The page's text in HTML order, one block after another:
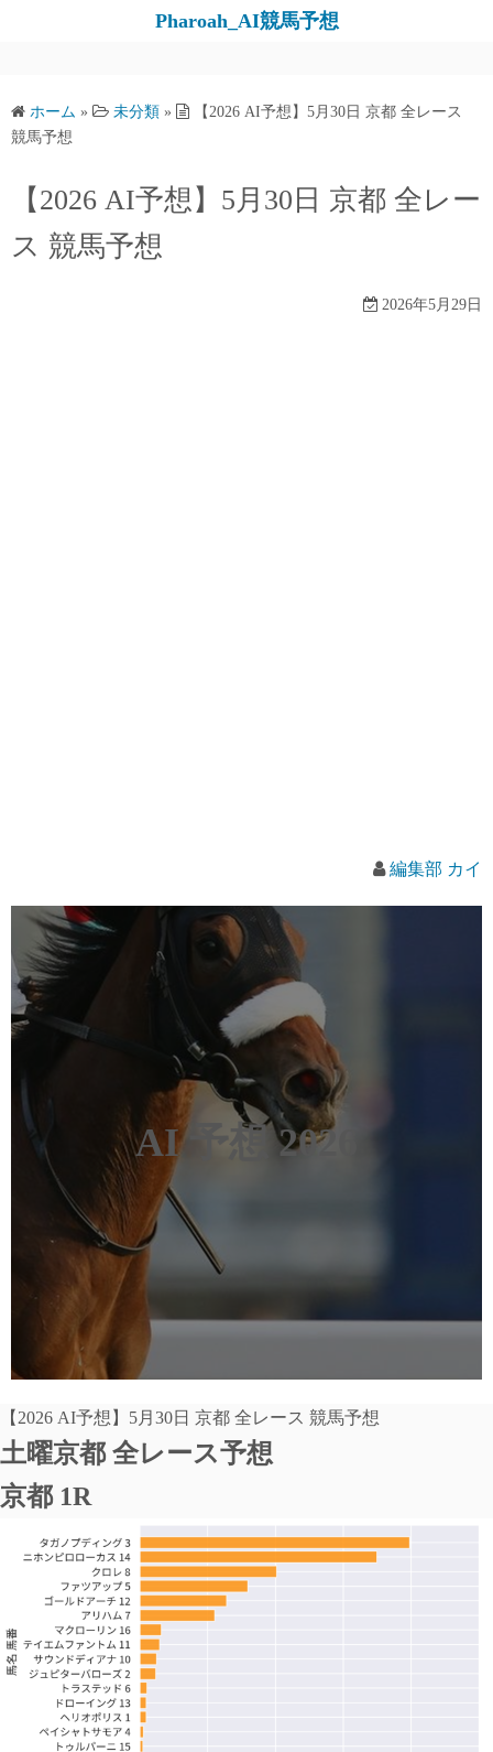
ツ
ッ
Pharoah_AI競馬予想
ホーム » 未分類 »
【2026 AI予想】5月30日 京都 全レース
競馬予想
【2026 AI予想】5月30日 京都 全レー
ス 競馬予想
2026年5月29日
編集部 カイ
AI 予想 2026
【2026 AI予想】5月30日 京都 全レース 競馬予想
土曜京都 全レース予想
京都 1R